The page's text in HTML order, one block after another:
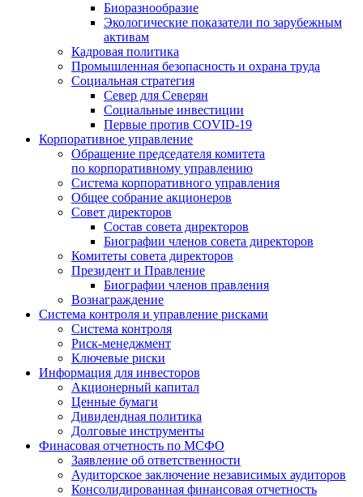
Биоразнообразие
Экологические показатели по зарубежным
активам
Кадровая политика
Промышленная безопасность и охрана труда
Социальная стратегия
Север для Северян
Социальные инвестиции
Первые против COVID‑19
Корпоративное управление
Обращение председателя комитета
по корпоративному управлению
Система корпоративного управления
Общее собрание акционеров
Совет директоров
Состав совета директоров
Биографии членов совета директоров
Комитеты совета директоров
Президент и Правление
Биографии членов правления
Вознаграждение
Система контроля и управление рисками
Система контроля
Риск-менеджмент
Ключевые риски
Информация для инвесторов
Акционерный капитал
Ценные бумаги
Дивидендная политика
Долговые инструменты
Финасовая отчетность по МСФО
Заявление об ответственности
Аудиторское заключение независимых аудиторов
Консолидированная финансовая отчетность